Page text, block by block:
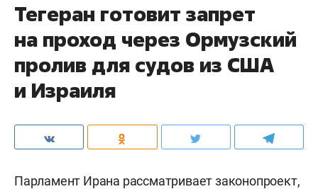
Тегеран готовит запрет
на проход через Ормузский
пролив для судов из США
и Израиля
Парламент Ирана рассматривает законопроект,